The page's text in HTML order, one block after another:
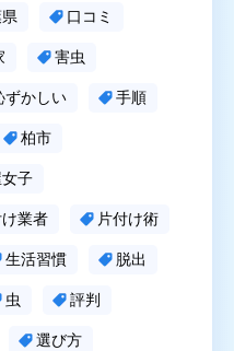
口コミ
害虫
ずかしい 手順
柏市
子
け業者 片付け術
生活習慣 脱出
虫 評判
選び方